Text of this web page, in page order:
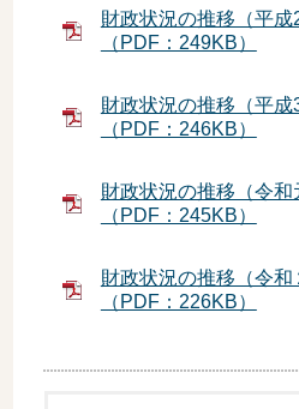
財政状況の推移（平成
（PDF：249KB）
財政状況の推移（平成
（PDF：246KB）
財政状況の推移（令和
（PDF：245KB）
財政状況の推移（令和
（PDF：226KB）